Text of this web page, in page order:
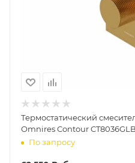
Термостатический
Omnires Contour
По запросу